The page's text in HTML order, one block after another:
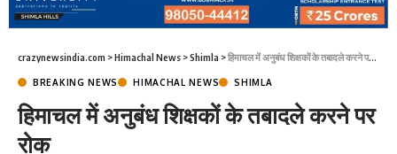
crazynewsindia.com >Himachal News >Shimla >हिमाचल में अनुबंध शिक्षकों के तबादले करने पर रोक
BREAKING NEWS HIMACHAL NEWS SHIMLA
हिमाचल में अनुबंध शिक्षकों के तबादले करने पर
रोक